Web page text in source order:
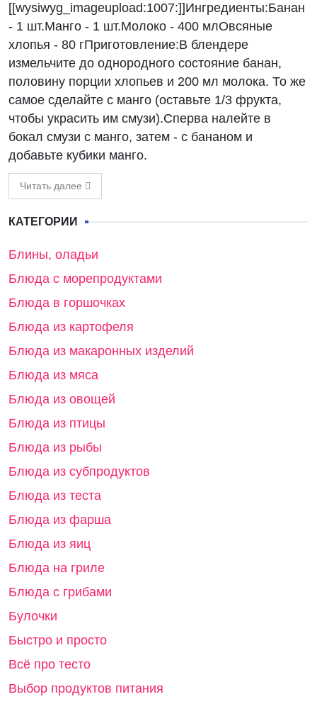
[[wysiwyg_imageupload:1007:]]Ингредиенты:Банан
- 1 шт.Манго - 1 шт.Молоко - 400 млОвсяные
хлопья - 80 гПриготовление:В блендере
измельчите до однородного состояние банан,
половину порции хлопьев и 200 мл молока. То же
самое сделайте с манго (оставьте 1/3 фрукта,
чтобы украсить им смузи).Сперва налейте в
бокал смузи с манго, затем - с бананом и
добавьте кубики манго.
Читать далее
КАТЕГОРИИ
Блины, оладьи
Блюда с морепродуктами
Блюда в горшочках
Блюда из картофеля
Блюда из макаронных изделий
Блюда из мяса
Блюда из овощей
Блюда из птицы
Блюда из рыбы
Блюда из субпродуктов
Блюда из теста
Блюда из фарша
Блюда из яиц
Блюда на гриле
Блюда с грибами
Булочки
Быстро и просто
Всё про тесто
Выбор продуктов питания